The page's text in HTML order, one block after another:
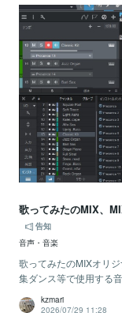
歌ってみたのMIX、
告知
音声・音楽
歌ってみたのMIXオリ
集ダンス等で使用する
kzmari
2026/07/29 11:28